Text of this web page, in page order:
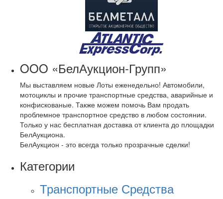
OOO «БелАукцион-Групп»
Мы выставляем новые Лоты еженедельно! Автомобили,
мотоциклы и прочие транспортные средства, аварийные и
конфискованые. Также можем помочь Вам продать
проблемное транспортное средство в любом состоянии.
Только у нас бесплатная доставка от клиента до площадки
БелАукциона.
БелАукцион - это всегда только прозрачные сделки!
Категории
Транспортные Средства